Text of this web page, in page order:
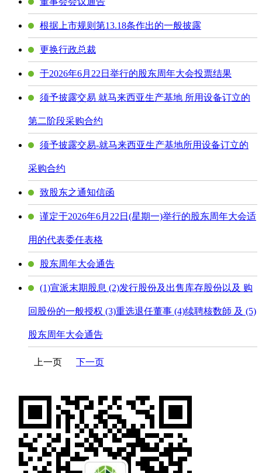
根据上市规则第13.18条作出的一般披露
更换行政总裁
于2026年6月22日举行的股东周年大会投票结果
须予披露交易 就马来西亚生产基地 所用设备订立的
第二阶段采购合约
须予披露交易-就马来西亚生产基地所用设备订立的
采购合约
致股东之通知信函
谨定于2026年6月22日(星期一)举行的股东周年大会适
用的代表委任表格
股东周年大会通告
(1)宣派末期股息 (2)发行股份及出售库存股份以及 购
回股份的一般授权 (3)重选退任董事 (4)续聘核数師 及 (5)
股东周年大会通告
上一页 下一页